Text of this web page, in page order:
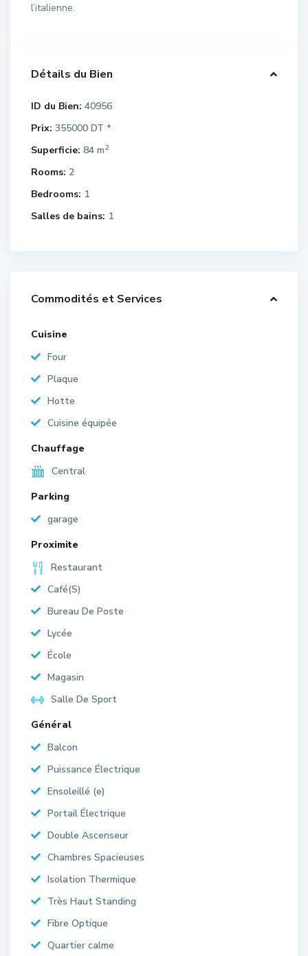
l’italienne.
Détails du Bien
ID du Bien: 40956
Prix: 355000 DT *
Superficie: 84 m2
Rooms: 2
Bedrooms: 1
Salles de bains: 1
Commodités et Services
Cuisine
Four
Plaque
Hotte
Cuisine équipée
Chauffage
Central
Parking
garage
Proximite
Restaurant
Café(S)
Bureau De Poste
Lycée
École
Magasin
Salle De Sport
Général
Balcon
Puissance Électrique
Ensoleillé (e)
Portail Électrique
Double Ascenseur
Chambres Spacieuses
Isolation Thermique
Très Haut Standing
Fibre Optique
Quartier calme